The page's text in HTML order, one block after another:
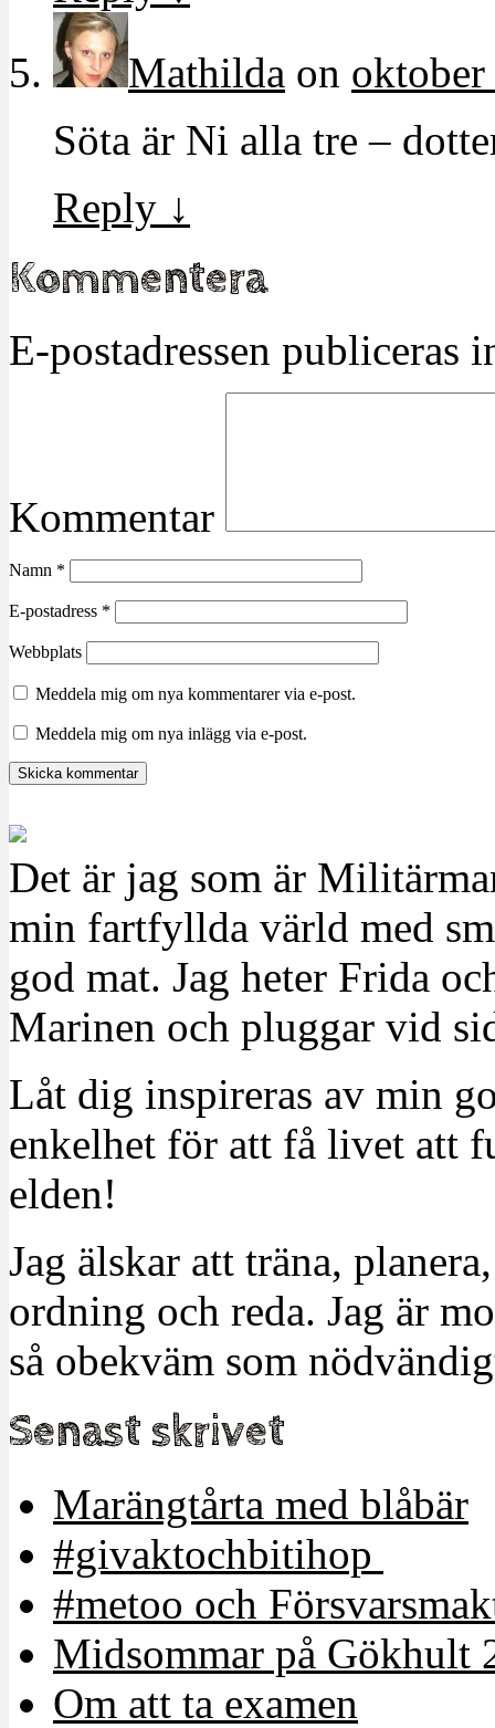
Mathilda on
Söta är Ni alla tre –
Reply ↓
Kommentera
E-postadressen publiceras
Kommentar
Namn *
E-postadress *
Webbplats
Meddela mig om nya kommentarer via e-post.
Meddela mig om nya inlägg via e-post.
Det är jag som är
min fartfyllda värld med
god mat. Jag heter Frida
Marinen och pluggar vid
Låt dig inspireras av min
enkelhet för att få livet att
elden!
Jag älskar att träna,
ordning och reda. Jag är
så obekväm som
Senast skrivet
Marängtårta med blåbär
#givaktochbitihop
#metoo och
Midsommar på Gökhult
Om att ta examen